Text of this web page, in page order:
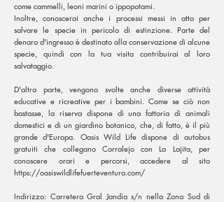
come cammelli, leoni marini o ippopotami.
Inoltre, conoscerai anche i processi messi in atto per
salvare le specie in pericolo di estinzione. Parte del
denaro d'ingresso è destinato alla conservazione di alcune
specie, quindi con la tua visita contribuirai al loro
salvataggio.
D'altra parte, vengono svolte anche diverse attività
educative e ricreative per i bambini. Come se ciò non
bastasse, la riserva dispone di una fattoria di animali
domestici e di un giardino botanico, che, di fatto, è il più
grande d'Europa. Oasis Wild Life dispone di autobus
gratuiti che collegano Corralejo con La Lajita, per
conoscere orari e percorsi, accedere al sito
https://oasiswildlifefuerteventura.com/
Indirizzo: Carretera Gral Jandía s/n nella Zona Sud di